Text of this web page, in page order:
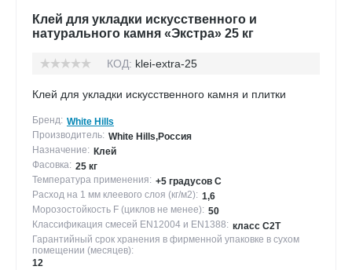
Клей для укладки искусственного и
натурального камня «Экстра» 25 кг
КОД: klei-extra-25
Клей для укладки искусственного камня и плитки
Бренд: White Hills
Производитель: White Hills,Россия
Назначение: Клей
Фасовка: 25 кг
Температура применения: +5 градусов С
Расход на 1 мм клеевого слоя (кг/м2): 1,6
Морозостойкость F (циклов не менее): 50
Классификация смесей EN12004 и EN1388: класс С2Т
Гарантийный срок хранения в фирменной упаковке в сухом
помещении (месяцев):
12